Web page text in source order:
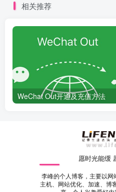
相关推荐
WeChat Out开通及充值方法
愿时光能缓
李峰的个人博客，主要以
主机、网站优化、加速、博